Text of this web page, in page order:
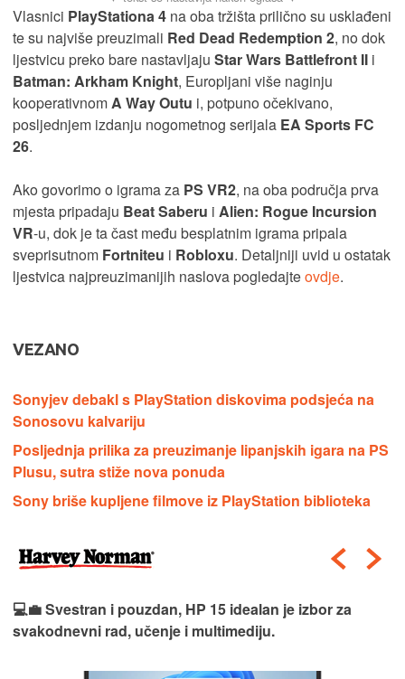
Vlasnici PlayStationa 4 na oba tržišta prilično su usklađeni
te su najviše preuzimali Red Dead Redemption 2, no dok
ljestvicu preko bare nastavljaju Star Wars Battlefront II i
Batman: Arkham Knight, Europljani više naginju
kooperativnomA Way Outu i, potpuno očekivano,
posljednjem izdanju nogometnog serijala EA Sports FC
26.
Ako govorimo o igrama za PS VR2, na oba područja prva
mjesta pripadaju Beat Saberu i Alien: Rogue Incursion
VR-u, dok je ta čast među besplatnim igrama pripala
sveprisutnom Fortniteu i Robloxu. Detaljniji uvid u ostatak
ljestvica najpreuzimanijih naslova pogledajteovdje.
VEZANO
Sonyjev debakl s PlayStation diskovima podsjeća na
Sonosovu kalvariju
Posljednja prilika za preuzimanje lipanjskih igara na PS
Plusu, sutra stiže nova ponuda
Sony briše kupljene filmove iz PlayStation biblioteka
💻💼 Svestran i pouzdan, HP 15 idealan je izbor za
svakodnevni rad, učenje i multimediju.